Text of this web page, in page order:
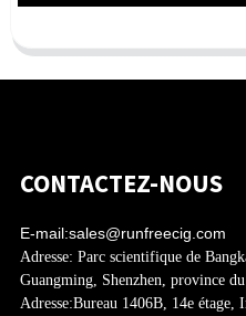
CONTACTEZ-NOUS
E-mail:sales@runfreecig.com
Adresse: Parc scientifique de
Guangming, Shenzhen, province
Adresse:Bureau 1406B, 14e étage,